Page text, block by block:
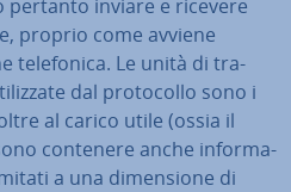
pertanto inviare e ricevere
proprio come avviene
te­le­fo­ni­ca. Le unità di tra­
dal pro­to­col­lo sono i
al carico utile (ossia il
contenere anche in­for­ma­
a una di­men­sio­ne di